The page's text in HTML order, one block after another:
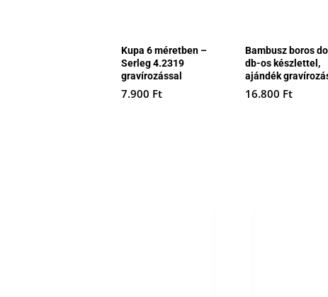
Kupa 6 méretben –
Serleg 4.2319
gravírozással
7.900 Ft
Bambusz boros
db-os készlettel,
ajándék
16.800 Ft